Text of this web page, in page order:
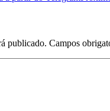
publicado. Campos